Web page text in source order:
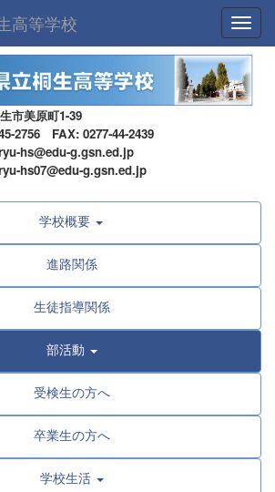
高等学校
市美原町1-39
FAX: 0277-44-2439
hs@edu-g.gsn.ed.jp
hs07@edu-g.gsn.ed.jp
学校概要
進路関係
生徒指導関係
部活動
受検生の方へ
卒業生の方へ
学校生活